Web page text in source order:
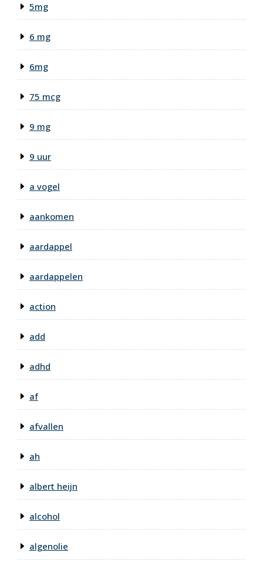
5mg
6 mg
6mg
75 mcg
9 mg
9 uur
a vogel
aankomen
aardappel
aardappelen
action
add
adhd
af
afvallen
ah
albert heijn
alcohol
algenolie